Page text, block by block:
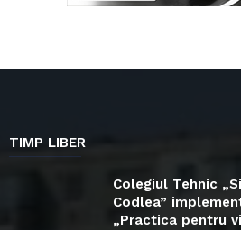
TIMP LIBER
Colegiul Tehnic
Codlea”
„Practica pentru